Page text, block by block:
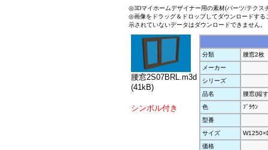
◎3Dマイホームデザイナー用の素材(パーツ/テクス
◎画像をドラッグ＆ドロップしてダウンロードす
示されていないデータはダウンロードできません。
腰窓2S07BRL.m3d
(41kB)
シンボル付き
分類
腰窓2枚
メーカー
シリーズ
品名
腰窓(縦
色
ﾌﾞﾗｳﾝ
型番
サイズ
価格